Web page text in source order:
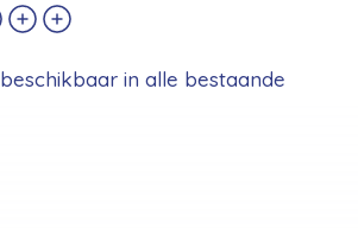
in alle bestaande